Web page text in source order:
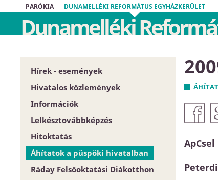
PARÓKIA DUNAMELLÉKI REFORMÁTUS EGYHÁZKERÜLET
Dunamelléki
Hírek - események
Hivatalos közlemények
Püspöki Hivatal
Közgyűlés
Zárt tartalom
Szabályrendeletek
Űrlapok
Információk
Egyházközségek
Esperesi Hivatalok
Püspöki Hivatal
Elnökség és szervezet
Lelkésztovábbképzés
Hitoktatás
Hitoktatót keresünk
Hitoktató állást keres
Áhítatok a püspöki hivatalban
Ráday Felsőoktatási Diákotthon
ApCsel